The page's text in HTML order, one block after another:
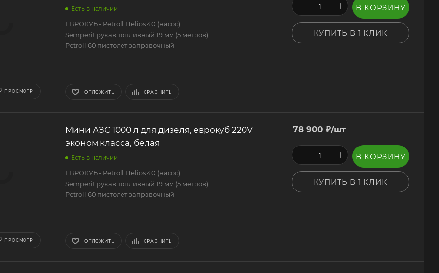
ПРОСМОТР
Есть в наличии
ЕВРОКУБ - Petroll Helios 40 (насос)
Semperit рукав топливный 19 мм (5 метров)
Petroll 60 пистолет заправочный
ОТЛОЖИТЬ СРАВНИТЬ
В КОРЗИНУ
КУПИТЬ В 1 КЛИК
ПРОСМОТР
Мини АЗС 1000 л для дизеля, еврокуб 220V
эконом класса, белая
Есть в наличии
ЕВРОКУБ - Petroll Helios 40 (насос)
Semperit рукав топливный 19 мм (5 метров)
Petroll 60 пистолет заправочный
ОТЛОЖИТЬ СРАВНИТЬ
78 900 ₽/шт
В КОРЗИНУ
КУПИТЬ В 1 КЛИК